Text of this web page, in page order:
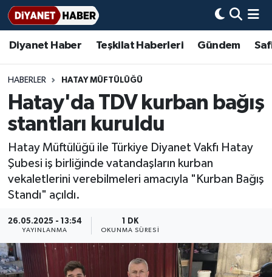
Diyanet Haber Teşkilat Haberleri Gündem
HABERLER HATAY MÜFTÜLÜĞÜ
Hatay'da TDV kurban bağış
stantları kuruldu
Hatay Müftülüğü ile Türkiye Diyanet Vakfı Hatay
Şubesi iş birliğinde vatandaşların kurban
vekaletlerini verebilmeleri amacıyla "Kurban Bağış
Standı" açıldı.
26.05.2025 - 13:54
YAYINLANMA
1 DK
OKUNMA SÜRESI
Diyanet Haber
Teşkilat Haberleri
Adana Müftülüğü
Adıyaman Müftülüğü
Afyonkarahisar Müftülüğü
Aksaray Müftülüğü
Amasya Müftülüğü
Ankara Müftülüğü
Antalya Müftülüğü
Gündem
Bir Ayet
Bir Hikaye
Biyografiler
Diyanet Bilgi
Diyanet Takvimi
Dualar
Hadislerle İslam
Basında Bugün
DİYANET eKİTAP
Diyanet Dergi
Aile Dergisi
Aylık Dergi
TDV
İmam Hatip Okulları
Başmakale
Hadis-i Şerifler
Hayat Okumaları
Nöbetçi Eczaneler
Hava Durumu
Ankara Namaz Vakitleri
Süper Lig Puan Durumu ve Fikstür
Tüm Manşetler
Son Dakika Haberleri
Haber Arşivi